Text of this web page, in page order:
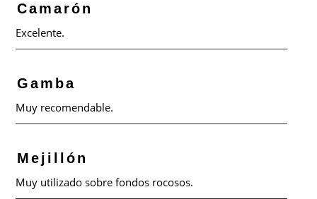
Camarón
Excelente.
Gamba
Muy recomendable.
Mejillón
Muy utilizado sobre fondos rocosos.